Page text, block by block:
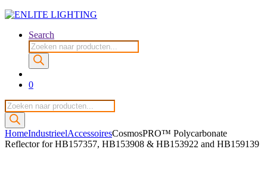
Search
Producten
zoeken
0
Producten
zoeken
HomeIndustrieelAccessoiresCosmosPRO™ Polycarbonate
Reflector for HB157357, HB153908 & HB153922 and HB159139